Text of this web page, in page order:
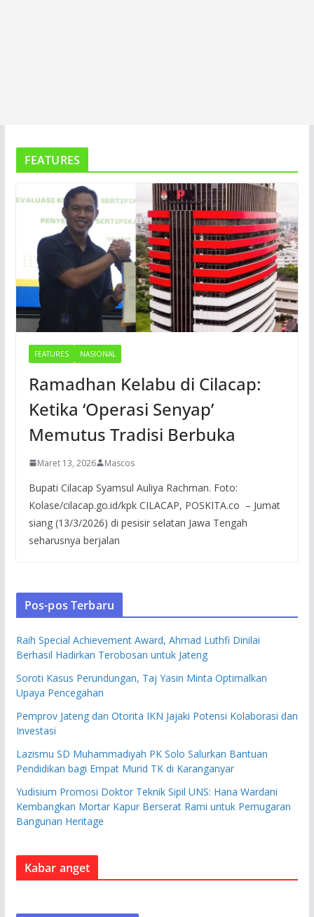
FEATURES
FEATURES NASIONAL
Ramadhan Kelabu di Cilacap:
Ketika ‘Operasi Senyap’
Memutus Tradisi Berbuka
Maret 13, 2026 Mascos
Bupati Cilacap Syamsul Auliya Rachman. Foto:
Kolase/cilacap.go.id/kpk CILACAP, POSKITA.co – Jumat
siang (13/3/2026) di pesisir selatan Jawa Tengah
seharusnya berjalan
Pos-pos Terbaru
Raih Special Achievement Award, Ahmad Luthfi Dinilai
Berhasil Hadirkan Terobosan untuk Jateng
Soroti Kasus Perundungan, Taj Yasin Minta Optimalkan
Upaya Pencegahan
Pemprov Jateng dan Otorita IKN Jajaki Potensi Kolaborasi dan
Investasi
Lazismu SD Muhammadiyah PK Solo Salurkan Bantuan
Pendidikan bagi Empat Murid TK di Karanganyar
Yudisium Promosi Doktor Teknik Sipil UNS: Hana Wardani
Kembangkan Mortar Kapur Berserat Rami untuk Pemugaran
Bangunan Heritage
Kabar anget